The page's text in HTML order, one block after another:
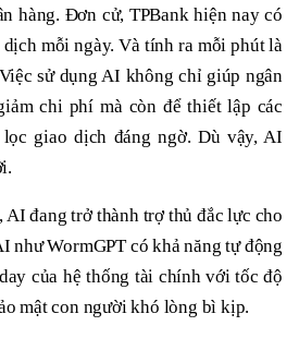
hàng. Đơn cử, TPBank hiện nay có
mỗi ngày. Và tính ra mỗi phút là
sử dụng AI không chỉ giúp ngân
chi phí mà còn để thiết lập các
giao dịch đáng ngờ. Dù vậy, AI
AI đang trở thành trợ thủ đắc lực cho
như WormGPT có khả năng tự động
của hệ thống tài chính với tốc độ
mật con người khó lòng bì kịp.